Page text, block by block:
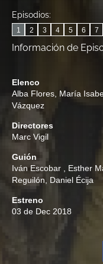
Episodios:
1 2 3 4 5 6 7
Información de
Elenco
Alba Flores María
Vázquez
Directores
Marc Vigil
Guión
Iván Escobar
Esther
Reguilón
Daniel Écija
Estreno
03 de Dec 2018